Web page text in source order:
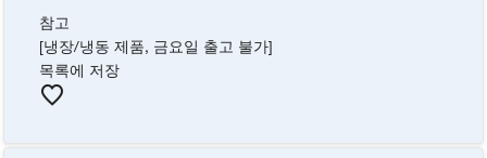
참고
[냉장/냉동 제품, 금요일 출고 불가]
목록에 저장